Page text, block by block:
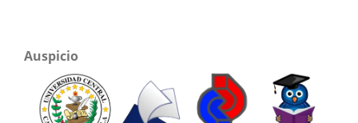
Auspicio